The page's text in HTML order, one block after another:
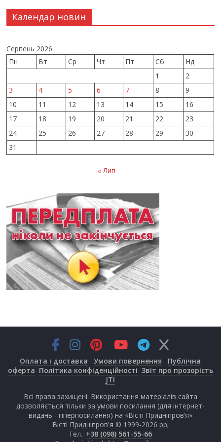
Календар новин
Серпень 2026
Пн
Вт Ср Чт Пт Сб
Нд
1
2
3
4 5 6 7 8
9
10
11 12 13 14 15
16
17
18 19 20 21 22
23
24
25 26 27 28 29
30
31
« Лип
Оплата і доставка Умови повернення
Публічна
оферта Політика конфіденційності Звіт про прозорість
JTI
Всі права захищені. Використання матеріалів сайта
дозволяється тільки за умови посилання (для інтернет-
видань - гіперпосилання) на «Вісті Придніпров’я»
Вісті Придніпров'я © 1999-2026 рр;
Тел.: +38 (098) 561-55-66